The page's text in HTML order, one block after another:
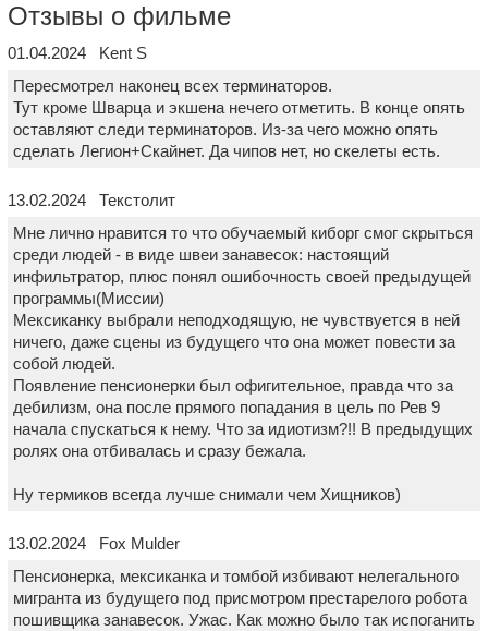
Отзывы о фильме
01.04.2024 Kent S
Пересмотрел наконец всех терминаторов.
Тут кроме Шварца и экшена нечего отметить. В конце опять
оставляют следи терминаторов. Из-за чего можно опять
сделать Легион+Скайнет. Да чипов нет, но скелеты есть.
13.02.2024 Текстолит
Мне лично нравится то что обучаемый киборг смог скрыться
среди людей - в виде швеи занавесок: настоящий
инфильтратор, плюс понял ошибочность своей предыдущей
программы(Миссии)
Мексиканку выбрали неподходящую, не чувствуется в ней
ничего, даже сцены из будущего что она может повести за
собой людей.
Появление пенсионерки был офигительное, правда что за
дебилизм, она после прямого попадания в цель по Рев 9
начала спускаться к нему. Что за идиотизм?!! В предыдущих
ролях она отбивалась и сразу бежала.
Ну термиков всегда лучше снимали чем Хищников)
13.02.2024 Fox Mulder
Пенсионерка, мексиканка и томбой избивают нелегального
мигранта из будущего под присмотром престарелого робота
пошивщика занавесок. Ужас. Как можно было так испоганить